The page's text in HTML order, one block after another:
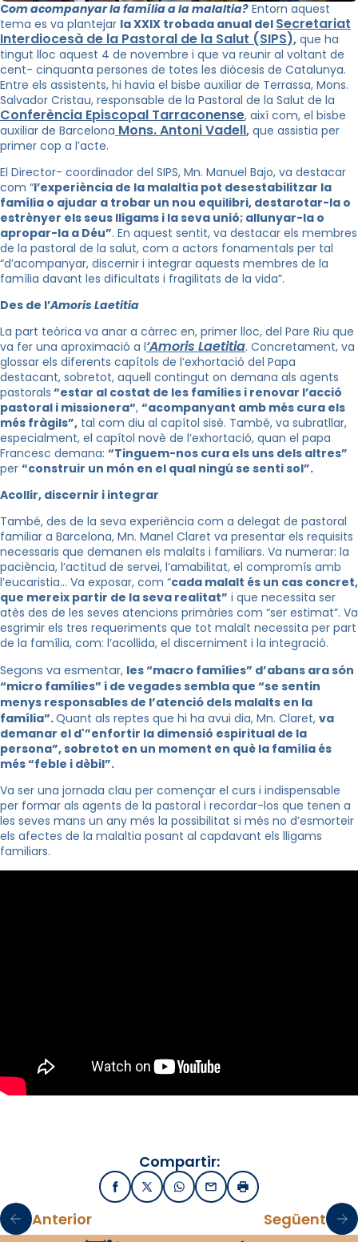
Com acompanyar la família a la malaltia? Entorn aquest
tema es va plantejar la XXIX trobada anual del Secretariat
Interdiocesà de la Pastoral de la Salut (SIPS), que ha
tingut lloc aquest 4 de novembre i que va reunir al voltant de
cent- cinquanta persones de totes les diòcesis de Catalunya.
Entre els assistents, hi havia el bisbe auxiliar de Terrassa, Mons.
Salvador Cristau, responsable de la Pastoral de la Salut de la
Conferència Episcopal Tarraconense, així com, el bisbe
auxiliar de Barcelona Mons. AntoniVadell, que assistia per
primer cop a l’acte.
El Director- coordinador del SIPS, Mn. Manuel Bajo, va destacar
com “l’experiència de la malaltia pot desestabilitzar la
família o ajudar a trobar un nou equilibri, destarotar-la o
estrènyer els seus lligams i la seva unió; allunyar-la o
apropar-la a Déu”. En aquest sentit, va destacar els membres
de la pastoral de la salut, com a actors fonamentals per tal
“d’acompanyar, discernir i integrar aquests membres de la
família davant les dificultats i fragilitats de la vida”.
Des de l’Amoris Laetitia
La part teòrica va anar a càrrec en, primer lloc, del Pare Riu que
va fer una aproximació a l‘Amoris Laetitia. Concretament, va
glossar els diferents capítols de l’exhortació del Papa
destacant, sobretot, aquell contingut on demana als agents
pastorals “estar al costat de les famílies i renovar l’acció
pastoral i missionera“, “acompanyant amb més cura els
més fràgils”, tal com diu al capítol sisè. També, va subratllar,
especialment, el capítol novè de l’exhortació, quan el papa
Francesc demana: “Tinguem-nos cura els uns dels altres”
per “construir un món en el qual ningú se senti sol”.
Acollir, discernir i integrar
També, des de la seva experiència com a delegat de pastoral
familiar a Barcelona, Mn. Manel Claret va presentar els requisits
necessaris que demanen els malalts i familiars. Va numerar: la
paciència, l’actitud de servei, l’amabilitat, el compromís amb
l’eucaristia… Va exposar, com “cada malalt és un cas concret,
que mereix partir de la seva realitat” i que necessita ser
atès des de les seves atencions primàries com “ser estimat”. Va
esgrimir els tres requeriments que tot malalt necessita per part
de la família, com: l’acollida, el discerniment i la integració.
Segons va esmentar, les “macro famílies” d’abans ara són
“micro famílies” i de vegades sembla que “se sentin
menys responsables de l’atenció dels malalts en la
família”.Quant als reptes que hi ha avui dia, Mn. Claret, va
demanar el d'”enfortir la dimensió espiritual de la
persona”, sobretot en un moment en què la família és
més “feble i dèbil”.
Va ser una jornada clau per començar el curs i indispensable
per formar als agents de la pastoral i recordar-los que tenen a
les seves mans un any més la possibilitat si més no d’esmorteir
els afectes de la malaltia posant al capdavant els lligams
familiars.
Compartir:
FacebookX / TwitterWhatsApp
EmailImprimir
Anterior Següent